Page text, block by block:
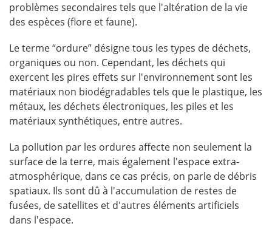
problèmes secondaires tels que l'altération de la vie
des espèces (flore et faune).
Le terme “ordure” désigne tous les types de déchets,
organiques ou non. Cependant, les déchets qui
exercent les pires effets sur l'environnement sont les
matériaux non biodégradables tels que le plastique, les
métaux, les déchets électroniques, les piles et les
matériaux synthétiques, entre autres.
La pollution par les ordures affecte non seulement la
surface de la terre, mais également l'espace extra-
atmosphérique, dans ce cas précis, on parle de débris
spatiaux. Ils sont dû à l'accumulation de restes de
fusées, de satellites et d'autres éléments artificiels
dans l'espace.